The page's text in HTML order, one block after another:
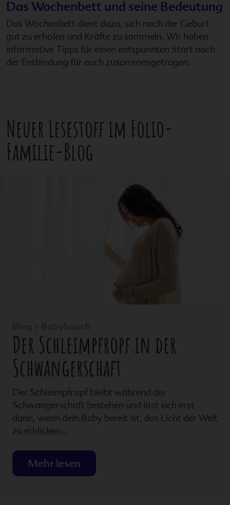
Das Wochenbett und seine Bedeutung
Das Wochenbett dient dazu, sich nach der Geburt
gut zu erholen und Kräfte zu sammeln. Wir haben
informative Tipps für einen entspannten Start nach
der Entbindung für euch zusammengetragen.
Neuer Lesestoff im Folio-
Familie-Blog
Blog > Babybauch
Der Schleimpfropf in der
Schwangerschaft
Der Schleimpfropf bleibt während der
Schwangerschaft bestehen und löst sich erst
dann, wenn dein Baby bereit ist, das Licht der Welt
zu erblicken...
Mehr lesen